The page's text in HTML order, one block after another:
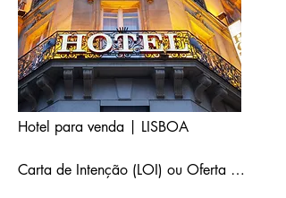
Hotel para venda | LISBOA
Carta de Intenção (LOI) ou Oferta